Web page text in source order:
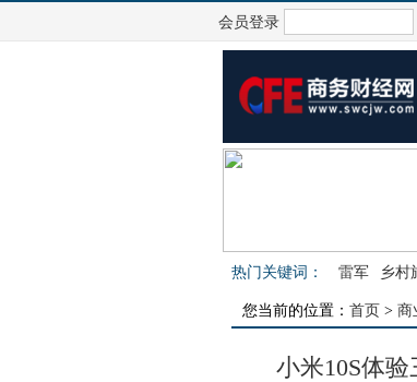
会员登录
热门关键词： 雷军 乡村
您当前的位置： 首页 > 商
小米10S体